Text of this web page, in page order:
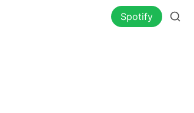
Spotify